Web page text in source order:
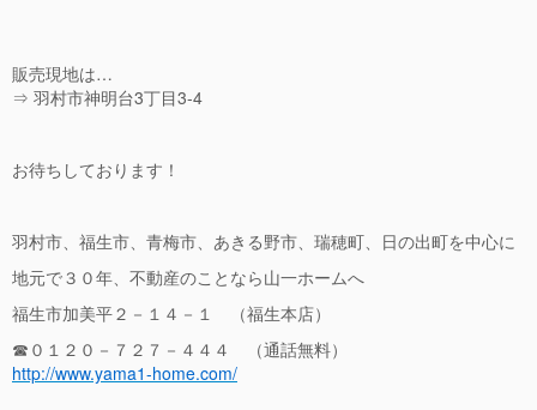
販売現地は…
⇒ 羽村市神明台3丁目3-4
お待ちしております！
羽村市、福生市、青梅市、あきる野市、瑞穂町、日の出町を中心に
地元で３０年、不動産のことなら山一ホームへ
福生市加美平２－１４－１ （福生本店）
☎０１２０－７２７－４４４ （通話無料）
http://www.yama1-home.com/